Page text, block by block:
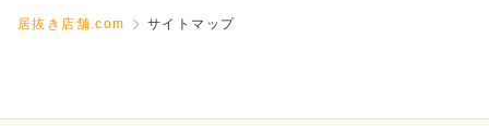
居抜き店舗.com サイトマップ